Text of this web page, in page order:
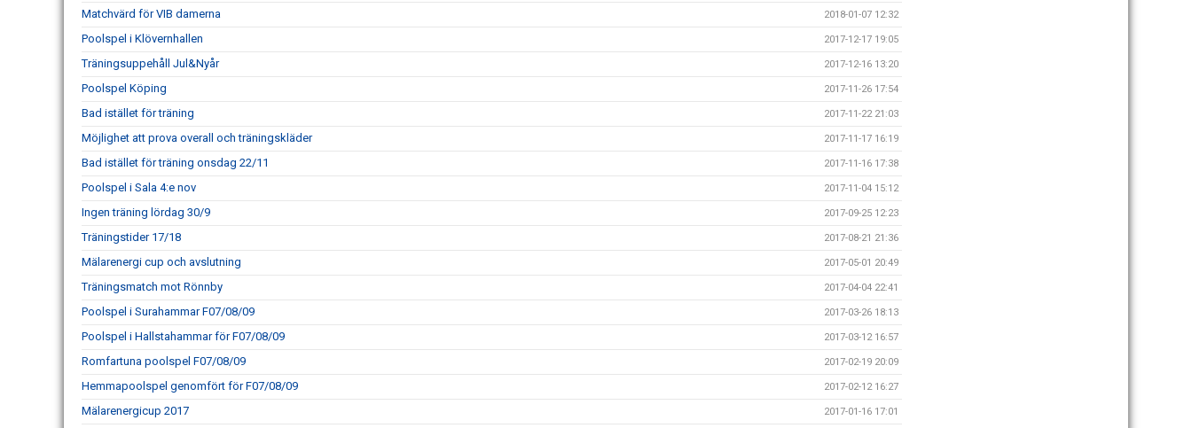
Matchvärd för VIB damerna 2018-01-07 12:32
Poolspel i Klövernhallen 2017-12-17 19:05
Träningsuppehåll Jul&Nyår 2017-12-16 13:20
Poolspel Köping 2017-11-26 17:54
Bad istället för träning 2017-11-22 21:03
Möjlighet att prova overall och träningskläder 2017-11-17 16:19
Bad istället för träning onsdag 22/11 2017-11-16 17:38
Poolspel i Sala 4:e nov 2017-11-04 15:12
Ingen träning lördag 30/9 2017-09-25 12:23
Träningstider 17/18 2017-08-21 21:36
Mälarenergi cup och avslutning 2017-05-01 20:49
Träningsmatch mot Rönnby 2017-04-04 22:41
Poolspel i Surahammar F07/08/09 2017-03-26 18:13
Poolspel i Hallstahammar för F07/08/09 2017-03-12 16:57
Romfartuna poolspel F07/08/09 2017-02-19 20:09
Hemmapoolspel genomfört för F07/08/09 2017-02-12 16:27
Mälarenergicup 2017 2017-01-16 17:01